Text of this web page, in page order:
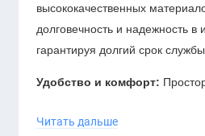
высококачественных
долговечность и надежность в
гарантируя долгий срок
Удобство и комфорт:
для работы, идеальные для
Читать дальше